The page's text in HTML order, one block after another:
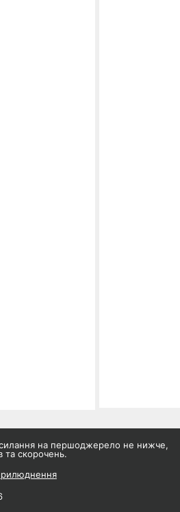
на першоджерело не нижче,
та скорочень.